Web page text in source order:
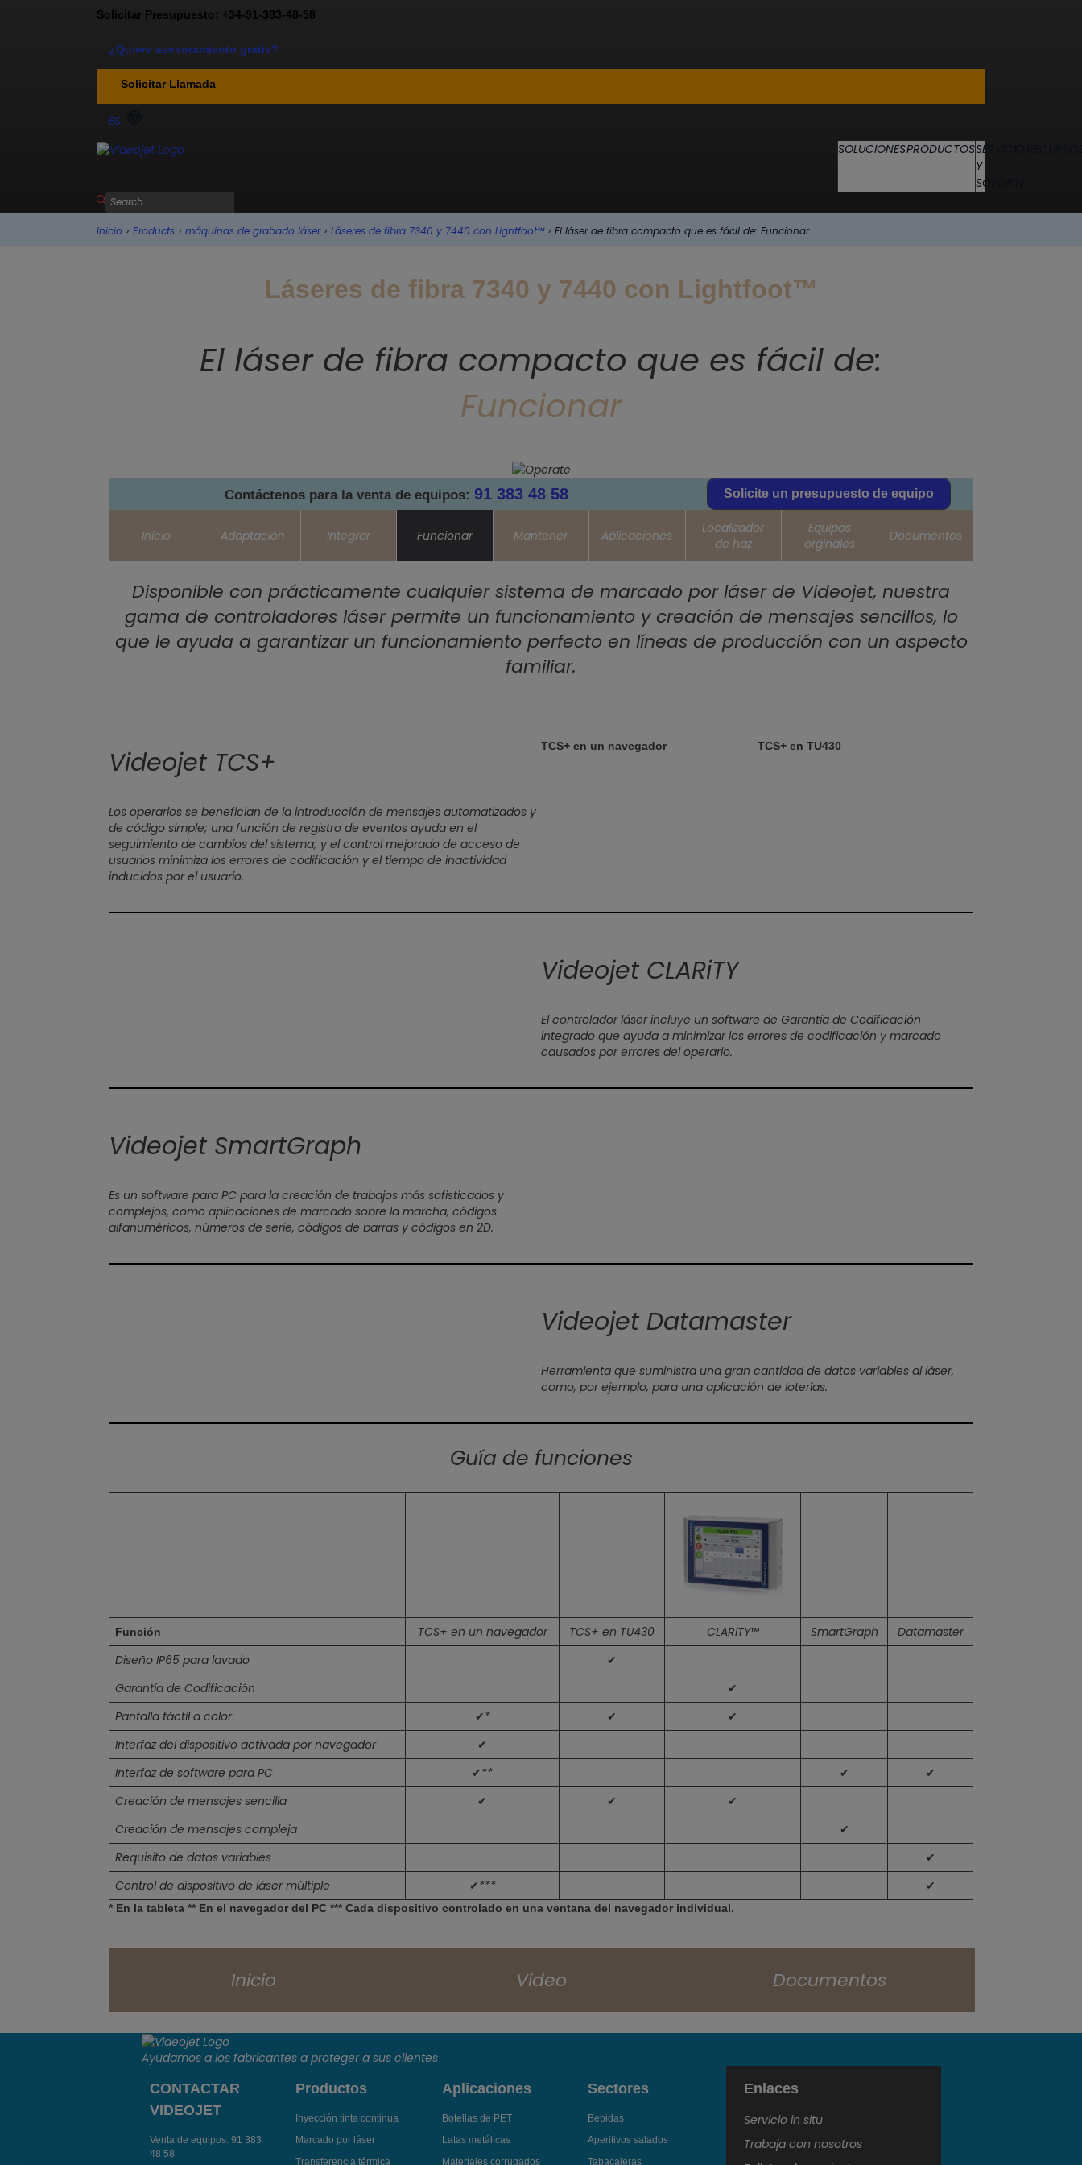
Solicitar Presupuesto: +34-91-383-48-58
¿Quiere asesoramiento gratis?
Solicitar Llamada
ES
SOLUCIONESPRODUCTOSSERVICIO
Y
SOPORTE
Inicio › Products › máquinas de grabado láser › Láseres de fibra 7340 y 7440 con Lightfoot™ › El láser de fibra compacto que es fácil de: Funcionar
Láseres de fibra 7340 y 7440 con Lightfoot™
El láser de fibra compacto que es fácil de:
Funcionar
Contáctenos para la venta de equipos:91 383 48 58 Solicite un presupuesto de equipo
Inicio Adaptación Integrar Funcionar Mantener Aplicaciones
Localizador
de haz
Equipos
orginales
Documentos
Disponible con prácticamente cualquier sistema de marcado por láser de Videojet, nuestra
gama de controladores láser permite un funcionamiento y creación de mensajes sencillos, lo
que le ayuda a garantizar un funcionamiento perfecto en líneas de producción con un aspecto
familiar.
Videojet TCS+
Los operarios se benefician de la introducción de mensajes automatizados y
de código simple; una función de registro de eventos ayuda en el
seguimiento de cambios del sistema; y el control mejorado de acceso de
usuarios minimiza los errores de codificación y el tiempo de inactividad
inducidos por el usuario.
TCS+ en un navegador TCS+ en TU430
Videojet CLARiTY
El controlador láser incluye un software de Garantía de Codificación
integrado que ayuda a minimizar los errores de codificación y marcado
causados por errores del operario.
Videojet SmartGraph
Es un software para PC para la creación de trabajos más sofisticados y
complejos, como aplicaciones de marcado sobre la marcha, códigos
alfanuméricos, números de serie, códigos de barras y códigos en 2D.
Videojet Datamaster
Herramienta que suministra una gran cantidad de datos variables al láser,
como, por ejemplo, para una aplicación de loterías.
Guía de funciones
Función TCS+ en un navegador TCS+ en TU430 CLARiTY™ SmartGraph
Datamaster
Diseño IP65 para lavado
✔
Garantía de Codificación
✔
Pantalla táctil a color
✔* ✔
✔
Interfaz del dispositivo activada por navegador
✔
Interfaz de software para PC
✔** ✔
✔
Creación de mensajes sencilla
✔ ✔
✔
Creación de mensajes compleja
✔
Requisito de datos variables
✔
Control de dispositivo de láser múltiple
✔*** ✔
* En la tableta ** En el navegador del PC *** Cada dispositivo controlado en una ventana del navegador individual.
Inicio Video Documentos
Ayudamos a los fabricantes a proteger a sus clientes
CONTACTAR
VIDEOJET
Venta de equipos: 91 383
48 58
Productos
Inyección tinta continua
Marcado por láser
Transferencia térmica
Aplicaciones
Botellas de PET
Latas metálicas
Materiales corrugados
Sectores
Bebidas
Aperitivos salados
Tabacaleras
Enlaces
Servicio in situ
Trabaja con nosotros